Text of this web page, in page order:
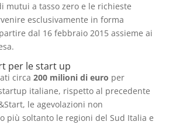
mutui a tasso zero e le richieste
esclusivamente in forma
dal 16 febbraio 2015 assieme ai
per le start up
circa 200 milioni di euro per
italiane, rispetto al precedente
le agevolazioni non
più soltanto le regioni del Sud Italia e